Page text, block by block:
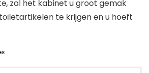
zal het kabinet u groot gemak
te krijgen en u hoeft